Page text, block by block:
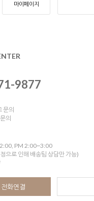
마이페이지
9877
문의
의
PM 2:00~3:00
으로 인해 배송팀 상담만 가능)
화연결